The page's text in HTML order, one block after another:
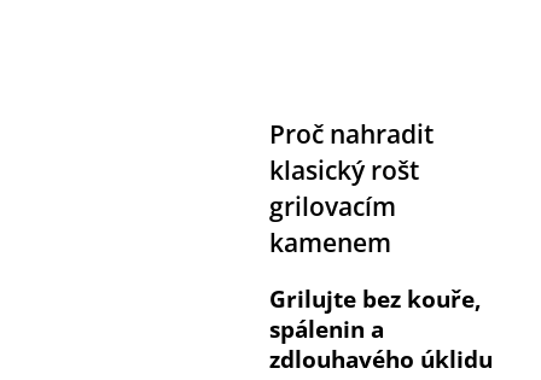
Proč nahradit
klasický rošt
grilovacím
kamenem
Grilujte bez kouře,
spálenin a
zdlouhavého úklidu